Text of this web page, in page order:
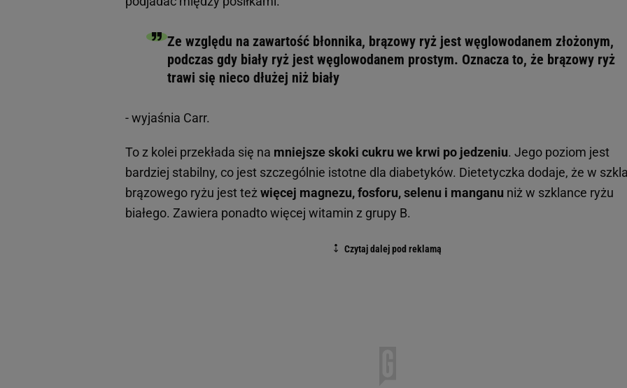
Ze względu na zawartość błonnika, brązowy ryż jest węglowodanem złożonym,
podczas gdy biały ryż jest węglowodanem prostym. Oznacza to, że brązowy ryż
trawi się nieco dłużej niż biały
- wyjaśnia Carr.
To z kolei przekłada się na mniejsze skoki cukru we krwi po jedzeniu. Jego poziom jest
bardziej stabilny, co jest szczególnie istotne dla diabetyków. Dietetyczka dodaje, że w
brązowego ryżu jest teżwięcej magnezu, fosforu, selenu i manganu niż w szklance ryżu
białego. Zawiera ponadto więcej witamin z grupy B.